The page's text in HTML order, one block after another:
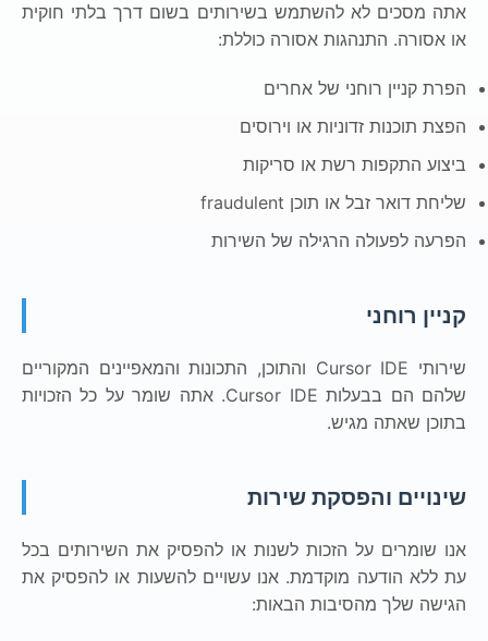
אתה מסכים לא להשתמש בשירותים בשום דרך בלתי חוקית
או אסורה. התנהגות אסורה כוללת:
הפרת קניין רוחני של אחרים
הפצת תוכנות זדוניות או וירוסים
ביצוע התקפות רשת או סריקות
שליחת דואר זבל או תוכן fraudulent
הפרעה לפעולה הרגילה של השירות
קניין רוחני
שירותי Cursor IDE והתוכן, התכונות והמאפיינים המקוריים
שלהם הם בבעלות Cursor IDE. אתה שומר על כל הזכויות
בתוכן שאתה מגיש.
שינויים והפסקת שירות
אנו שומרים על הזכות לשנות או להפסיק את השירותים בכל
עת ללא הודעה מוקדמת. אנו עשויים להשעות או להפסיק את
הגישה שלך מהסיבות הבאות: